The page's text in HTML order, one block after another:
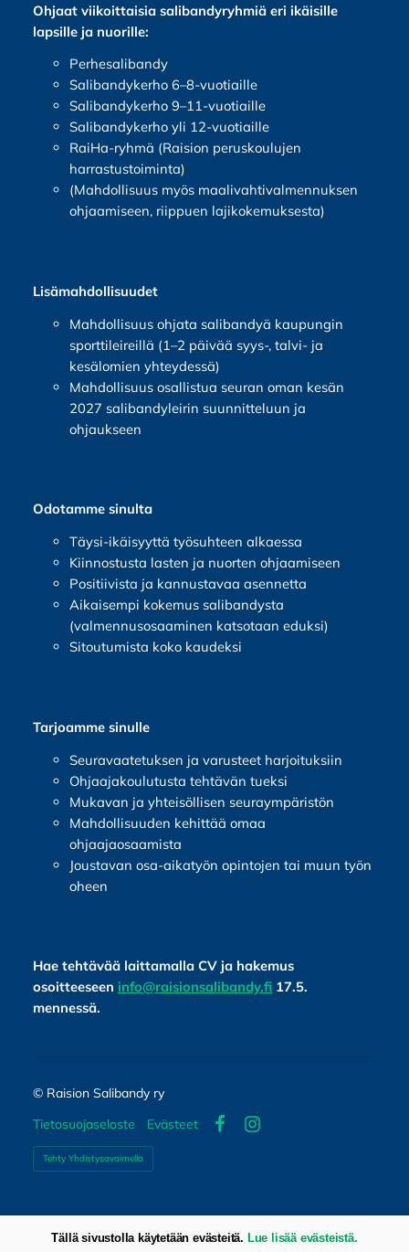
Ohjaat viikoittaisia salibandyryhmiä eri ikäisille
lapsille ja nuorille:
Perhesalibandy
Salibandykerho 6–8-vuotiaille
Salibandykerho 9–11-vuotiaille
Salibandykerho yli 12-vuotiaille
RaiHa-ryhmä (Raision peruskoulujen
harrastustoiminta)
(Mahdollisuus myös maalivahtivalmennuksen
ohjaamiseen, riippuen lajikokemuksesta)
Lisämahdollisuudet
Mahdollisuus ohjata salibandyä kaupungin
sporttileireillä (1–2 päivää syys-, talvi- ja
kesälomien yhteydessä)
Mahdollisuus osallistua seuran oman kesän
2027 salibandyleirin suunnitteluun ja
ohjaukseen
Odotamme sinulta
Täysi-ikäisyyttä työsuhteen alkaessa
Kiinnostusta lasten ja nuorten ohjaamiseen
Positiivista ja kannustavaa asennetta
Aikaisempi kokemus salibandysta
(valmennusosaaminen katsotaan eduksi)
Sitoutumista koko kaudeksi
Tarjoamme sinulle
Seuravaatetuksen ja varusteet harjoituksiin
Ohjaajakoulutusta tehtävän tueksi
Mukavan ja yhteisöllisen seuraympäristön
Mahdollisuuden kehittää omaa
ohjaajaosaamista
Joustavan osa-aikatyön opintojen tai muun työn
oheen
Hae tehtävää laittamalla CV ja hakemus
osoitteeseen info@raisionsalibandy.fi17.5.
mennessä.
© Raision Salibandy ry
Tietosuojaseloste
Evästeet
Tehty Yhdistysavaimella
Tällä sivustolla käytetään evästeitä. Lue lisää evästeistä.